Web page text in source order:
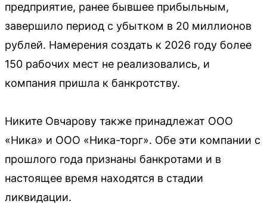
предприятие, ранее бывшее прибыльным,
завершило период с убытком в 20 миллионов
рублей. Намерения создать к 2026 году более
150 рабочих мест не реализовались, и
компания пришла к банкротству.
Никите Овчарову также принадлежат ООО
«Ника» и ООО «Ника-торг». Обе эти компании с
прошлого года признаны банкротами и в
настоящее время находятся в стадии
ликвидации.